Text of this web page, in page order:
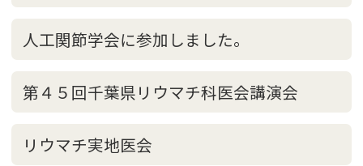
人工関節学会に参加しました。
第４５回千葉県リウマチ科医会講演会
リウマチ実地医会